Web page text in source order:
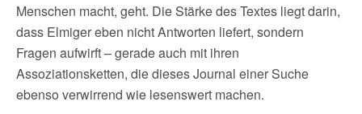
Menschen macht, geht. Die Stärke des Textes liegt darin,
dass Elmiger eben nicht Antworten liefert, sondern
Fragen aufwirft – gerade auch mit ihren
Assoziationsketten, die dieses Journal einer Suche
ebenso verwirrend wie lesenswert machen.